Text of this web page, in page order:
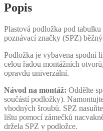
Popis
Plastová podložka pod
poznávací značky (SPZ)
Podložka je vybavena spodní
celou řadou montážních
opravdu univerzální.
Návod na montáž: Oddělte
součástí podložky).
vhodných šroubů. SPZ
lištu pomocí zámečků
držela SPZ v podložce.